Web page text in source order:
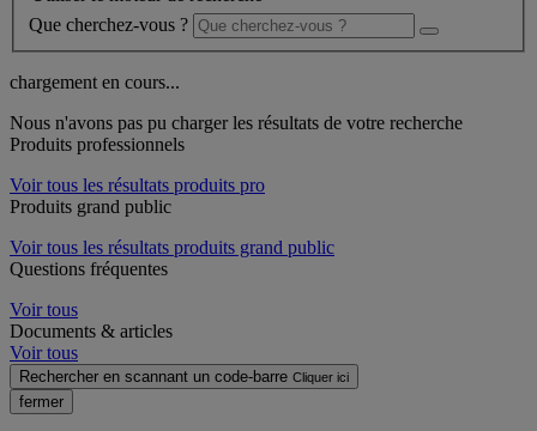
Que cherchez-vous ?
chargement en cours...
Nous n'avons pas pu charger les résultats de votre recherche
Produits professionnels
Voir tous les résultats produits pro
Produits grand public
Voir tous les résultats produits grand public
Questions fréquentes
Voir tous
Documents & articles
Voir tous
Rechercher en scannant un code-barre Cliquer ici
fermer